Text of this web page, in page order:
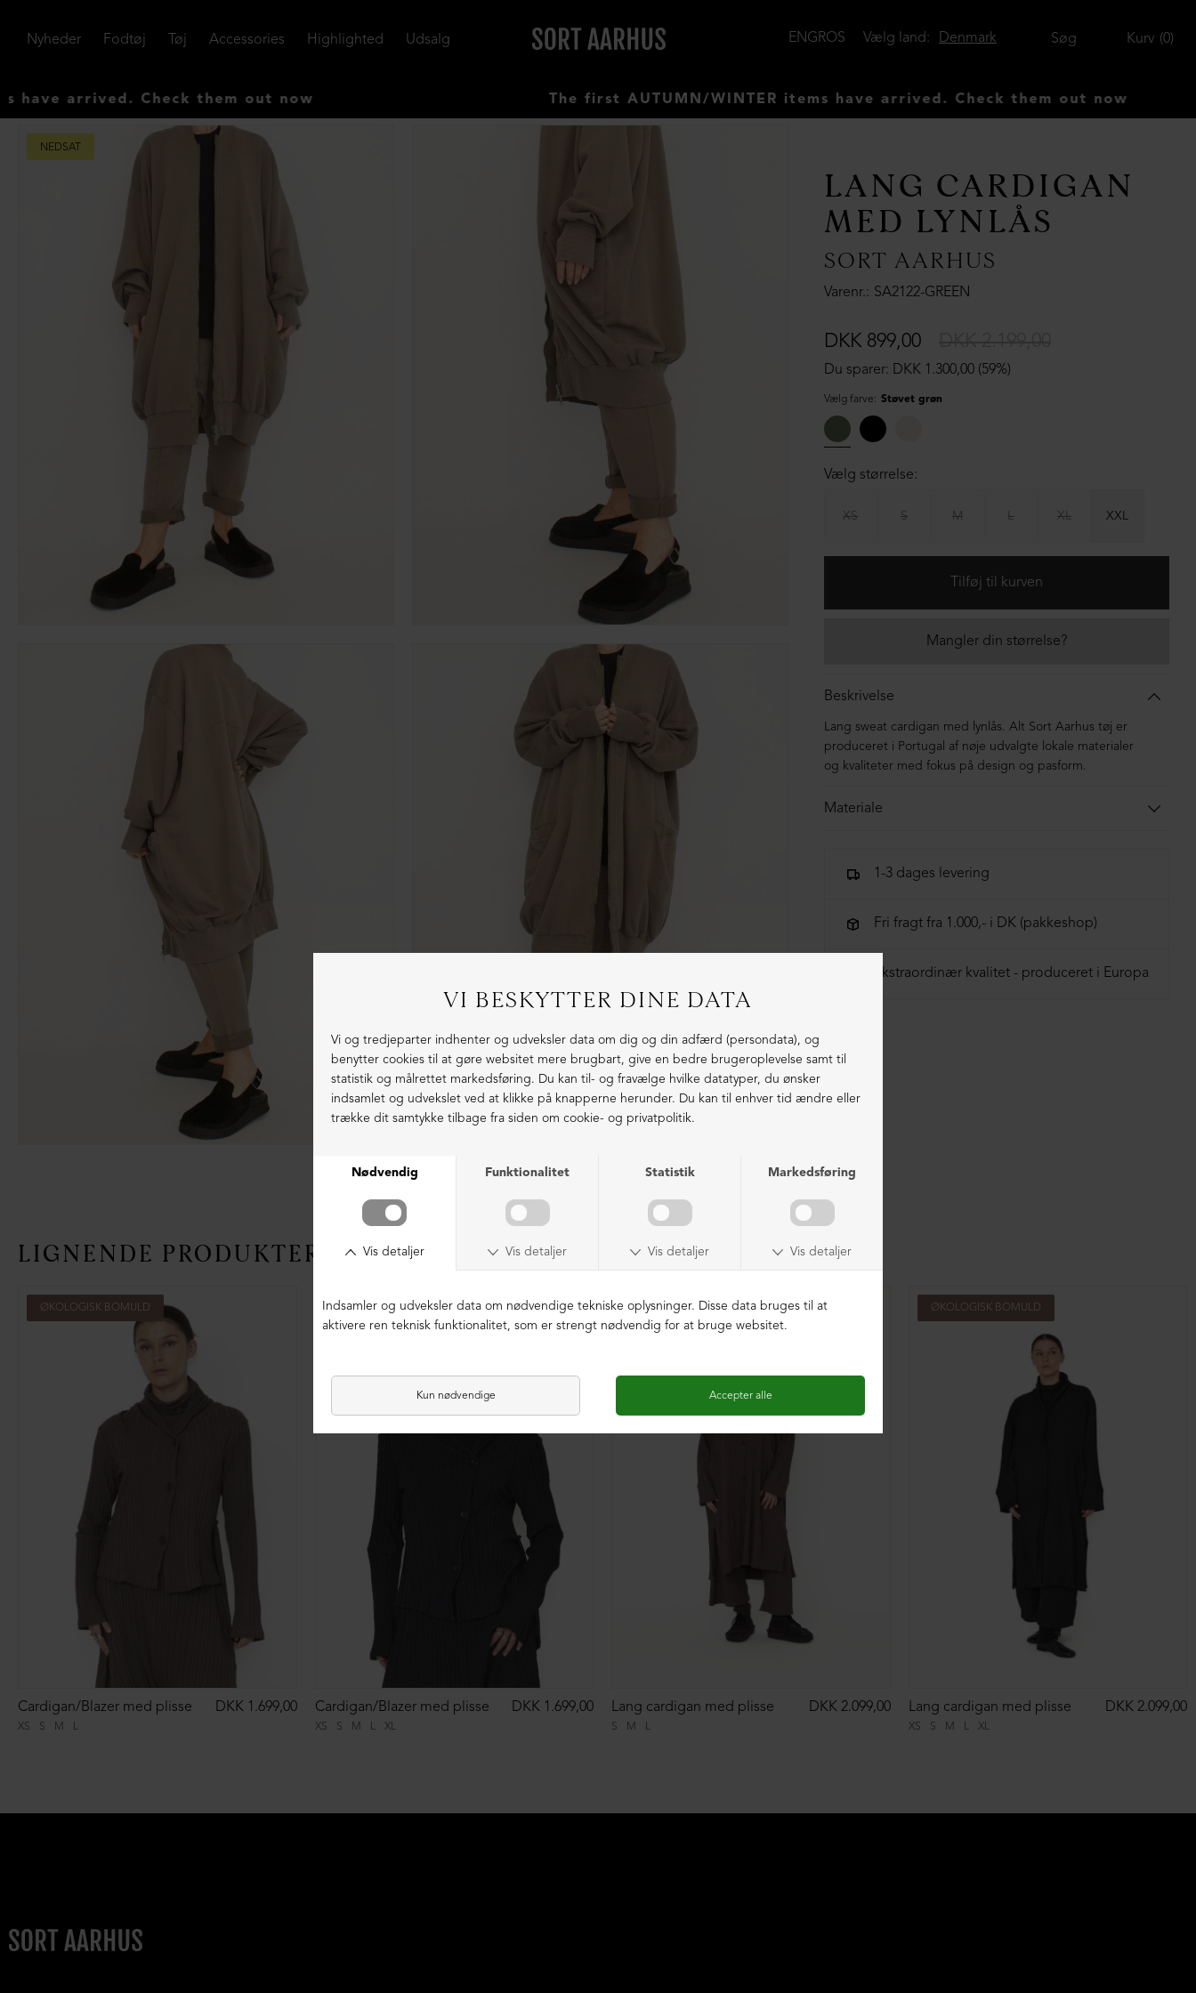
Nyheder Fodtøj Tøj Accessories Highlighted Udsalg Kurv 0
Søg
Denmark
Vælg land:
ENGROS
arrived. Check them out now The first AUTUMN/WINTER items have arrived. Check them out now
NEDSAT
LANG CARDIGAN
MED LYNLÅS
SORT AARHUS
Varenr. SA2122-GREEN
Du sparer: DKK 1.300,00 (59%)
DKK 899,00
Vælg farve: Støvet grøn
Vælg størrelse:
XS S M L XL XXL
Mangler din størrelse?
Beskrivelse
Lang sweat cardigan med lynlås. Alt Sort Aarhus tøj er
produceret i Portugal af nøje udvalgte lokale materialer
og kvaliteter med fokus på design og pasform.
Materiale
1-3 dages levering
Fri fragt fra 1.000,- i DK (pakkeshop)
Ekstraordinær kvalitet - produceret i Europa
LIGNENDE PRODUKTER
ØKOLOGISK BOMULD
XS S M L
Cardigan/Blazer med plisse DKK 1.699,00
ØKOLOGISK BOMULD
XS S M L XL
Cardigan/Blazer med plisse DKK 1.699,00
ØKOLOGISK BOMULD
S M L
Lang cardigan med plisse DKK 2.099,00
ØKOLOGISK BOMULD
XS S M L XL
Lang cardigan med plisse DKK 2.099,00